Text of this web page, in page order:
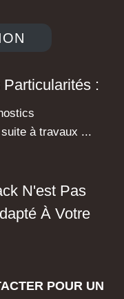
:
à travaux ...
N'est Pas
À Votre
POUR UN